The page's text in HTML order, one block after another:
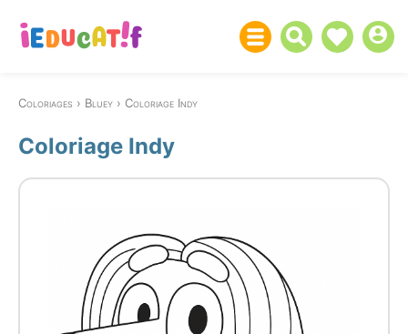
Coloriages Bluey Coloriage Indy
Coloriage Indy